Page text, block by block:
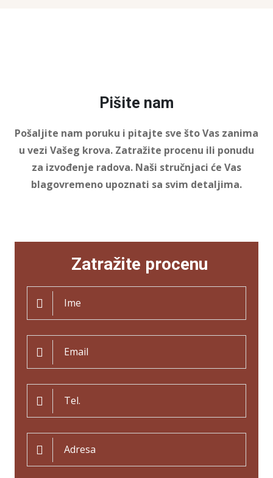
Pišite nam
Pošaljite nam poruku i pitajte sve što Vas zanima
u vezi Vašeg krova. Zatražite procenu ili ponudu
za izvođenje radova. Naši stručnjaci će Vas
blagovremeno upoznati sa svim detaljima.
Zatražite procenu